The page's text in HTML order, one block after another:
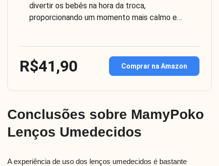
divertir os bebês na hora da troca,
proporcionando um momento mais calmo e…
R$41,90 Comprar na Amazon
Conclusões sobre MamyPoko
Lenços Umedecidos
A experiência de uso dos lenços umedecidos é bastante